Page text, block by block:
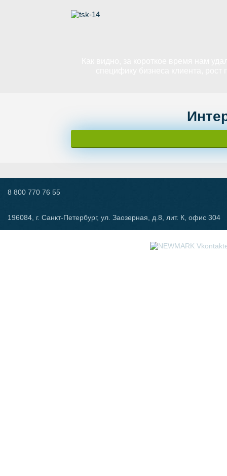
8 800 770 76 55
196084, г. Санкт-Петербург, ул. Заозерная, д.8, лит. К, офис 304